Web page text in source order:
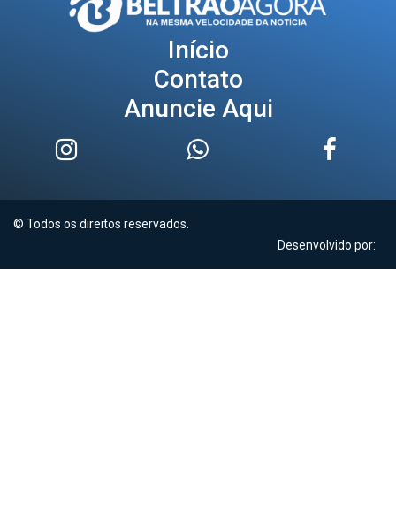
Início
Contato
Anuncie Aqui
© Todos os direitos reservados.
Desenvolvido por: